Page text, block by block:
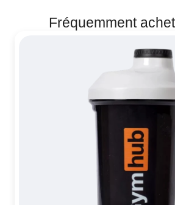
Fréquemment